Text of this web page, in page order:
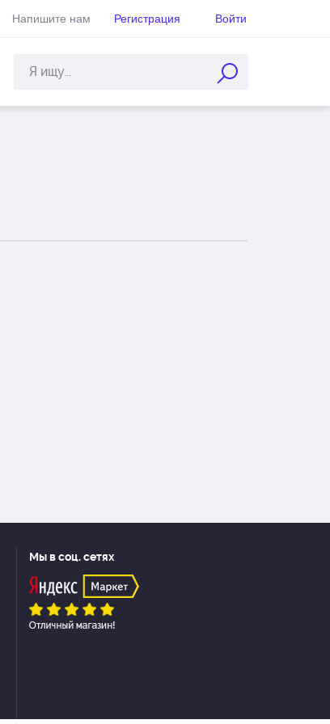
Напишите нам Регистрация Войти
Мы в соц. сетях